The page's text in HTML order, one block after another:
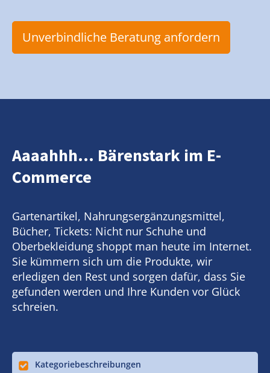
Unverbindliche Beratung anfordern
Aaaahhh... Bärenstark im E-
Commerce
Gartenartikel, Nahrungsergänzungsmittel,
Bücher, Tickets: Nicht nur Schuhe und
Oberbekleidung shoppt man heute im Internet.
Sie kümmern sich um die Produkte, wir
erledigen den Rest und sorgen dafür, dass Sie
gefunden werden und Ihre Kunden vor Glück
schreien.
Kategoriebeschreibungen